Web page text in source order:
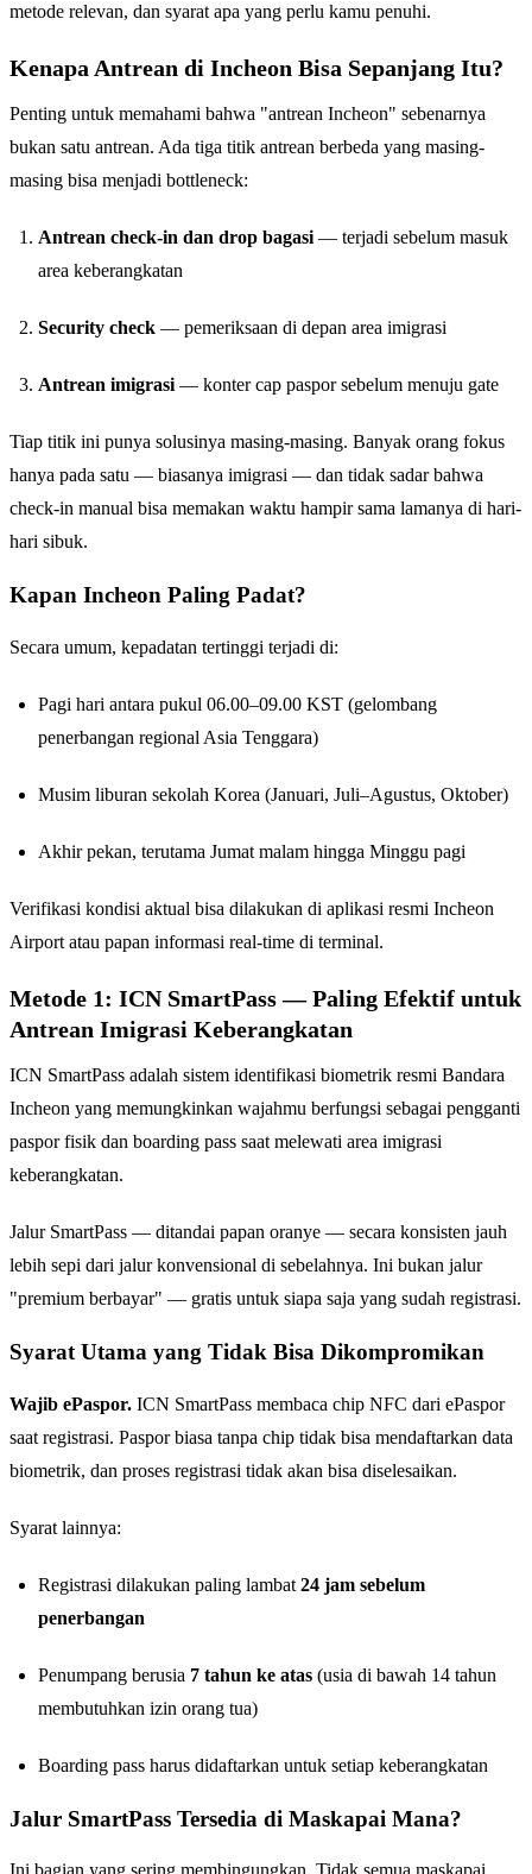
metode relevan, dan syarat apa yang perlu kamu penuhi.
Kenapa Antrean di Incheon Bisa Sepanjang Itu?
Penting untuk memahami bahwa "antrean Incheon" sebenarnya
bukan satu antrean. Ada tiga titik antrean berbeda yang masing-
masing bisa menjadi bottleneck:
Antrean check-in dan drop bagasi — terjadi sebelum masuk
area keberangkatan
Security check — pemeriksaan di depan area imigrasi
Antrean imigrasi — konter cap paspor sebelum menuju gate
Tiap titik ini punya solusinya masing-masing. Banyak orang fokus
hanya pada satu — biasanya imigrasi — dan tidak sadar bahwa
check-in manual bisa memakan waktu hampir sama lamanya di hari-
hari sibuk.
Kapan Incheon Paling Padat?
Secara umum, kepadatan tertinggi terjadi di:
Pagi hari antara pukul 06.00–09.00 KST (gelombang
penerbangan regional Asia Tenggara)
Musim liburan sekolah Korea (Januari, Juli–Agustus, Oktober)
Akhir pekan, terutama Jumat malam hingga Minggu pagi
Verifikasi kondisi aktual bisa dilakukan di aplikasi resmi Incheon
Airport atau papan informasi real-time di terminal.
Metode 1: ICN SmartPass — Paling Efektif untuk
Antrean Imigrasi Keberangkatan
ICN SmartPass adalah sistem identifikasi biometrik resmi Bandara
Incheon yang memungkinkan wajahmu berfungsi sebagai pengganti
paspor fisik dan boarding pass saat melewati area imigrasi
keberangkatan.
Jalur SmartPass — ditandai papan oranye — secara konsisten jauh
lebih sepi dari jalur konvensional di sebelahnya. Ini bukan jalur
"premium berbayar" — gratis untuk siapa saja yang sudah registrasi.
Syarat Utama yang Tidak Bisa Dikompromikan
Wajib ePaspor. ICN SmartPass membaca chip NFC dari ePaspor
saat registrasi. Paspor biasa tanpa chip tidak bisa mendaftarkan data
biometrik, dan proses registrasi tidak akan bisa diselesaikan.
Syarat lainnya:
Registrasi dilakukan paling lambat 24 jam sebelum
penerbangan
Penumpang berusia 7 tahun ke atas (usia di bawah 14 tahun
membutuhkan izin orang tua)
Boarding pass harus didaftarkan untuk setiap keberangkatan
Jalur SmartPass Tersedia di Maskapai Mana?